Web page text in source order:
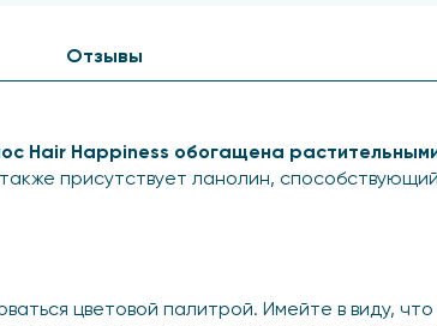
Hair Happiness обогащена
присутствует ланолин,
цветовой палитрой. Имейте в виду,
Отзывы